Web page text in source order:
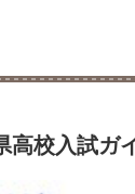
高校入試